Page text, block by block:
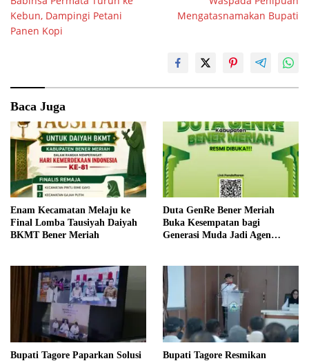
pos
Kebun, Dampingi Petani
Panen Kopi
Mengatasnamakan Bupati
Baca Juga
Enam Kecamatan Melaju ke
Final Lomba Tausiyah Daiyah
BKMT Bener Meriah
Duta GenRe Bener Meriah
Buka Kesempatan bagi
Generasi Muda Jadi Agen
Bupati Tagore Paparkan Solusi
Bupati Tagore Resmikan